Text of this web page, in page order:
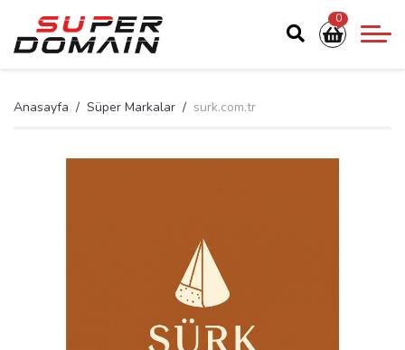
0
Anasayfa Süper Markalar surk.com.tr